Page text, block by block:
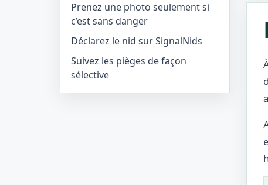
Prenez une photo seulement si
c’est sans danger
Déclarez le nid sur SignalNids
Suivez les pièges de façon
sélective